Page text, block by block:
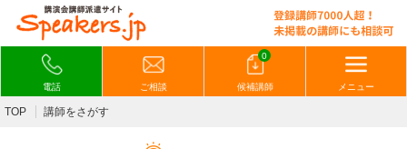
電話 ご相談
0
候補講師 メニュー
TOP 講師をさがす